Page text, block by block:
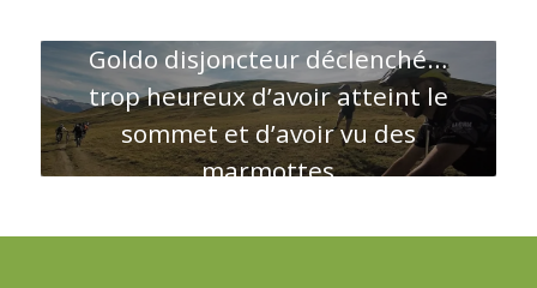
Goldo disjoncteur déclenché…
trop heureux d’avoir atteint le
sommet et d’avoir vu des
marmottes